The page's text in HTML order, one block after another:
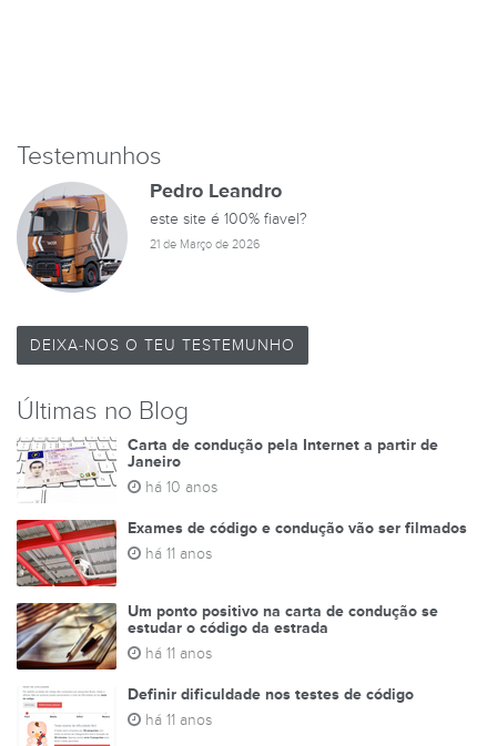
Testemunhos
Pedro Leandro
este site é 100% fiavel?
21 de Março de 2026
DEIXA-NOS O TEU TESTEMUNHO
Últimas no Blog
Carta de condução pela Internet a partir de
Janeiro
há 10 anos
Exames de código e condução vão ser filmados
há 11 anos
Um ponto positivo na carta de condução se
estudar o código da estrada
há 11 anos
Definir dificuldade nos testes de código
há 11 anos